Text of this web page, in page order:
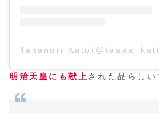
Takanori
明治天皇にも献上 された品らしい